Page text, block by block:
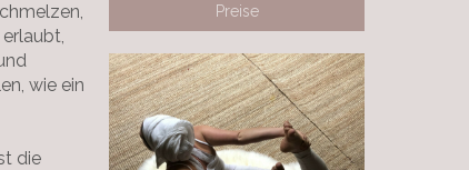
wie ein
die
Preise